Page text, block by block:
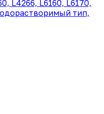
L4266, L6160, L6170,
тип,